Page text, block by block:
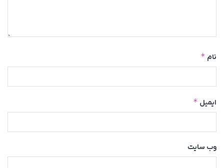
نام *
ایمیل *
وب‌ سایت